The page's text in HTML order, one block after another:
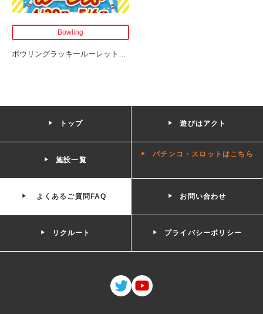
Bowling
ボウリングラッキールーレット …
トップ 遊びはアクト
施設一覧
パチンコ・スロットはこちら
よくあるご質問FAQ お問い合わせ
リクルート プライバシーポリシー